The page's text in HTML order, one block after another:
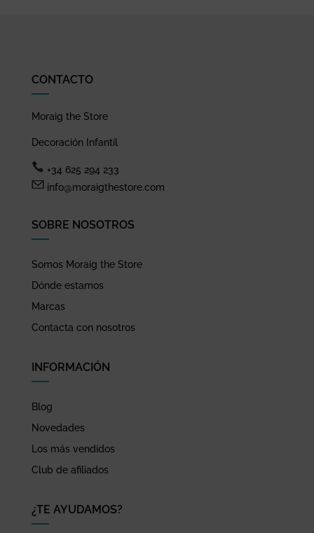
CONTACTO
Moraig the Store
Decoración Infantil
+34 625 294 233
info@moraigthestore.com
SOBRE NOSOTROS
Somos Moraig the Store
Dónde estamos
Marcas
Contacta con nosotros
INFORMACIÓN
Blog
Novedades
Los más vendidos
Club de afiliados
¿TE AYUDAMOS?